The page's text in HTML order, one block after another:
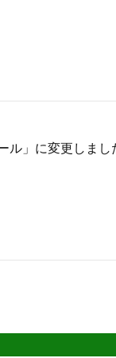
」に変更しまし